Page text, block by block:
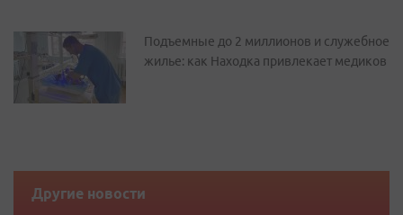
Подъемные до 2 миллионов и служебное
жилье: как Находка привлекает медиков
Другие новости